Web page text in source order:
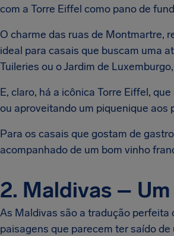
com a Torre Eiffel como pano de
O charme das ruas de Montmartre,
ideal para casais que buscam uma
Tuileries ou o Jardim de
E, claro, há a icônica Torre Eiffel,
ou aproveitando um piquenique aos
Para os casais que gostam de
acompanhado de um bom vinho
2. Maldivas –
As Maldivas são a tradução perfeita
paisagens que parecem ter saído